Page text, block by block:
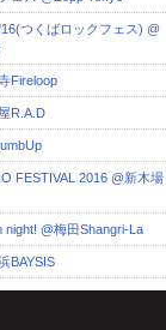
つくばロックフェス) @
Fireloop
R.A.D
FESTIVAL 2016 @新木場
night! @梅田Shangri-La
BAYSIS